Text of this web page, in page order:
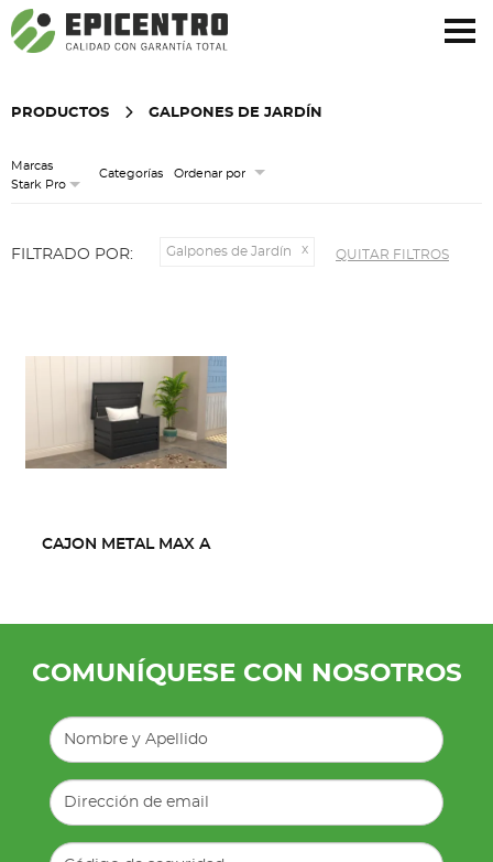
¿Olvidó su contraseña?Regístrese aquí
PRODUCTOS GALPONES DE JARDÍN
Marcas
Stark Pro
Categorías Ordenar por
FILTRADO POR: Galpones de Jardín QUITAR FILTROS
CAJON METAL MAX A
COMUNÍQUESE CON NOSOTROS